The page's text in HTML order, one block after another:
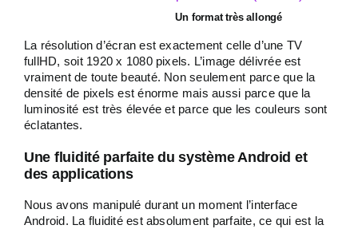
Un format très allongé
La résolution d’écran est exactement celle d’une TV
fullHD, soit 1920 x 1080 pixels. L’image délivrée est
vraiment de toute beauté. Non seulement parce que la
densité de pixels est énorme mais aussi parce que la
luminosité est très élevée et parce que les couleurs sont
éclatantes.
Une fluidité parfaite du système Android et
des applications
Nous avons manipulé durant un moment l’interface
Android. La fluidité est absolument parfaite, ce qui est la